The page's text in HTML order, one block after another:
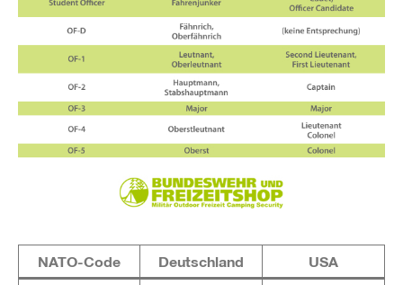
NATO-Code Deutschland USA